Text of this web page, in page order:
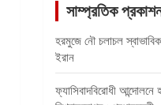
সাম্প্রতিক
হরমুজে নৌ চলাচল
ইরান
ফ্যাসিবাদবিরোধী আন্দোলনে